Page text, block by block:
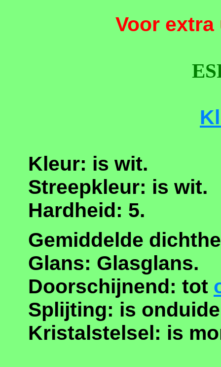
Voor
Kleur: is wit.
Streepkleur: is wit.
Hardheid: 5.
Gemiddelde
Glans: Glasglans.
Doorschijnend: tot
Splijting: is
Kristalstelsel: is